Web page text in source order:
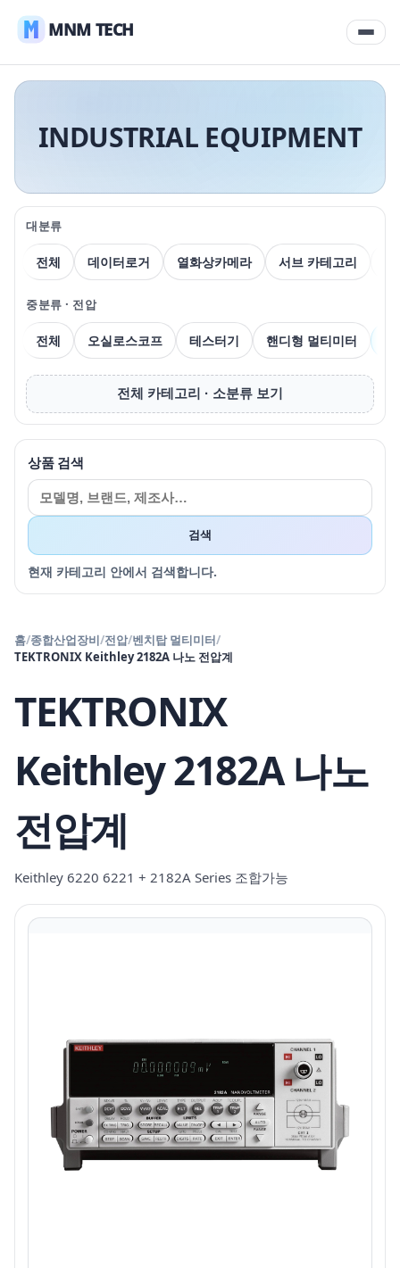
MNM TECH
INDUSTRIAL EQUIPMENT
대분류
전체 데이터로거 열화상카메라 서브 카테고리
중분류 · 전압
전체 오실로스코프 테스터기 핸디형 멀티미터
전체 카테고리 · 소분류 보기
상품 검색
검색
현재 카테고리 안에서 검색합니다.
홈/종합산업장비/전압/벤치탑 멀티미터/
TEKTRONIX Keithley 2182A 나노 전압계
TEKTRONIX
Keithley 2182A 나노
전압계
Keithley 6220 6221 + 2182A Series 조합가능